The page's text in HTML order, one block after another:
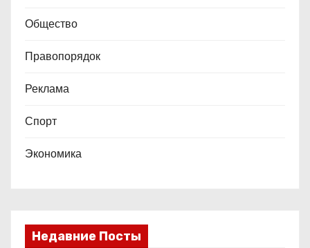
Общество
Правопорядок
Реклама
Спорт
Экономика
Недавние Посты